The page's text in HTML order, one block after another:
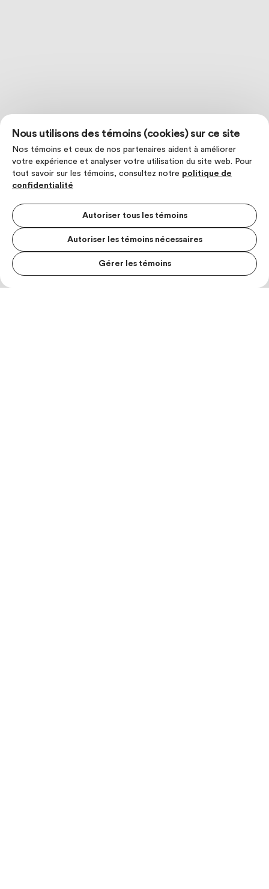
Nous utilisons des témoins (cookies) sur ce site
Nos témoins et ceux de nos partenaires aident à améliorer
votre expérience et analyser votre utilisation du site web. Pour
tout savoir sur les témoins, consultez notre politique de
confidentialité
Autoriser tous les témoins
Autoriser les témoins nécessaires
Gérer les témoins
MENU